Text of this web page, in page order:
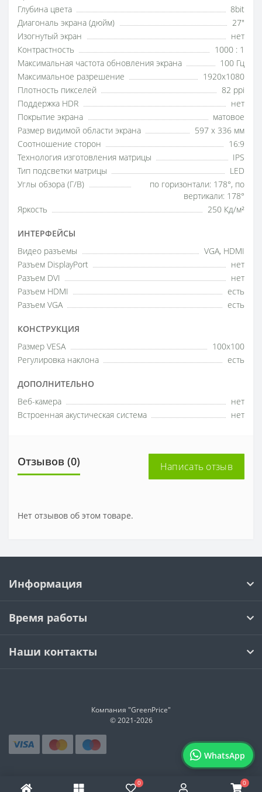
0 0
Глубина цвета
8bit
Диагональ экрана (дюйм)
27"
Изогнутый экран
нет
Контрастность
1000 : 1
Максимальная частота обновления экрана
100 Гц
Максимальное разрешение
1920x1080
Плотность пикселей
82 ppi
Поддержка HDR
нет
Покрытие экрана
матовое
Размер видимой области экрана
597 x 336 мм
Соотношение сторон
16:9
Технология изготовления матрицы
IPS
Тип подсветки матрицы
LED
Углы обзора (Г/В)
по горизонтали: 178°, по
вертикали: 178°
Яркость
250 Кд/м²
ИНТЕРФЕЙСЫ
Видео разъемы
VGA, HDMI
Разъем DisplayPort
нет
Разъем DVI
нет
Разъем HDMI
есть
Разъем VGA
есть
КОНСТРУКЦИЯ
Размер VESA
100x100
Регулировка наклона
есть
ДОПОЛНИТЕЛЬНО
Веб-камера
нет
Встроенная акустическая система
нет
Отзывов (0) Написать отзыв
Нет отзывов об этом товаре.
WhatsApp
Информация
Время работы
Наши контакты
Компания "GreenPrice"
© 2021-2026